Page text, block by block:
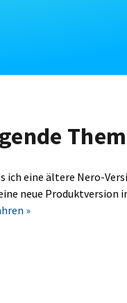
ich eine ältere Nero-
neue Produktversion
»